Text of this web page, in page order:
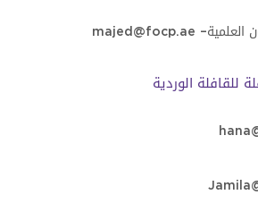
العلمية–
majed@focp.ae
للقافلة الوردية